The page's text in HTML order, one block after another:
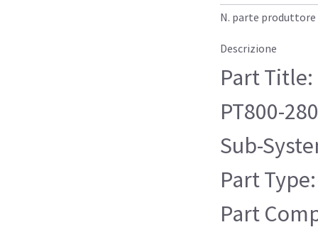
N. parte produttore
Descrizione
Part Title:
PT800-
Sub-
Part
Part